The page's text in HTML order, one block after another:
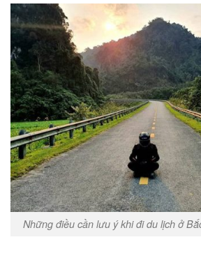
Những điều cần lưu ý khi đi du lịch ở